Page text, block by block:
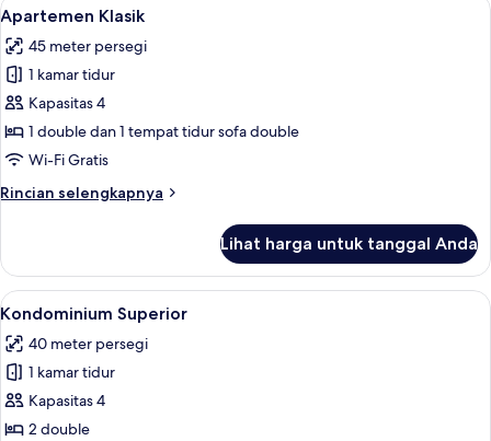
semua
foto
untuk
Apartemen
Klasik
6
Apartemen Klasik
45 meter persegi
1 kamar tidur
Kapasitas 4
1 double dan 1 tempat tidur sofa double
Wi-Fi Gratis
Rincian selengkapnya
Rincian
Apartemen
Klasik
Lihat harga untuk tanggal Anda
Lihat
semua
foto
untuk
Kondominium
Superior
Kondominium Superior | Area
8
Kondominium Superior
40 meter persegi
1 kamar tidur
Kapasitas 4
2 double